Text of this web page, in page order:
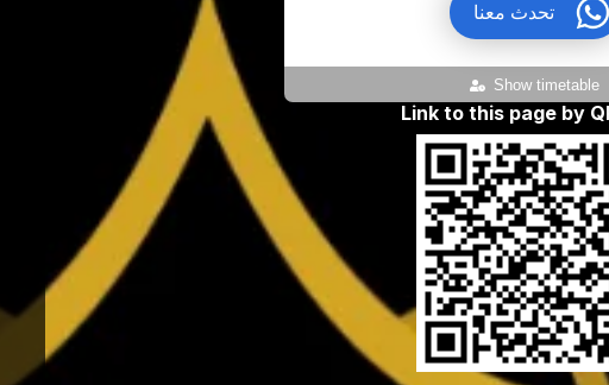
تحدث معنا
Show timetable
Link to this page by